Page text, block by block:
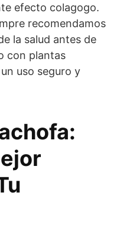
efecto colagogo.
recomendamos
la salud antes de
con plantas
uso seguro y